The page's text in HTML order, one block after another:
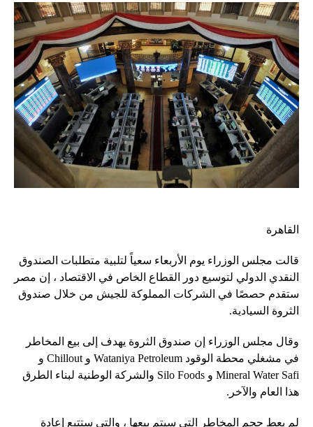
القاهرة
قالت مجلس الوزراء يوم الأربعاء سعياً لتلبية متطلبات الصندوق
النقدي الدولي لتوسيع دور القطاع الخاص في الاقتصاد ، إن مصر
ستقدم حصصًا في الشركات المملوكة للجيش من خلال صندوق
الثروة السيادية.
وقال مجلس الوزراء إن صندوق الثروة يهدف إلى بيع المخاطر
في مشغلي محطة الوقود Wataniya Petroleum و Chillout و
Mineral Water Safi و Silo Foods والشركة الوطنية لبناء الطرق
هذا العام والآخر.
لم يعط حجم المخاطر التي سيتم بيعها ، والتي ستتبع إعادة